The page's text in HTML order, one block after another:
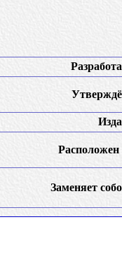
Расположен
Заменяет